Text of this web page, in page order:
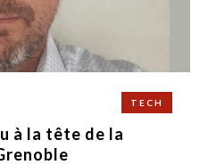
TECH
à la tête de la